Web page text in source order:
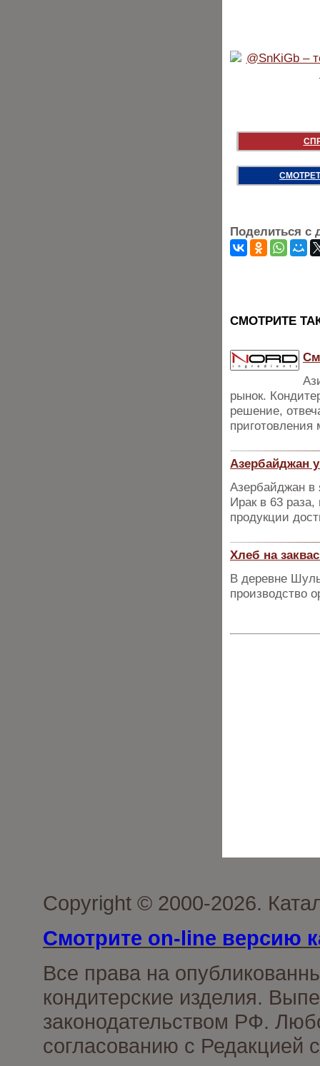
Поделиться с
CМОТРИТЕ
рынок.
решение,
приготовления
Азербайджан
Азербайджан в
Ирак в 63
продукции
Хлеб на
В деревне
производство
Copyright © 2000-2026.
Смотрите on-line версию
Все права на
кондитерские изделия.
законодательством РФ.
согласованию с Редакцией